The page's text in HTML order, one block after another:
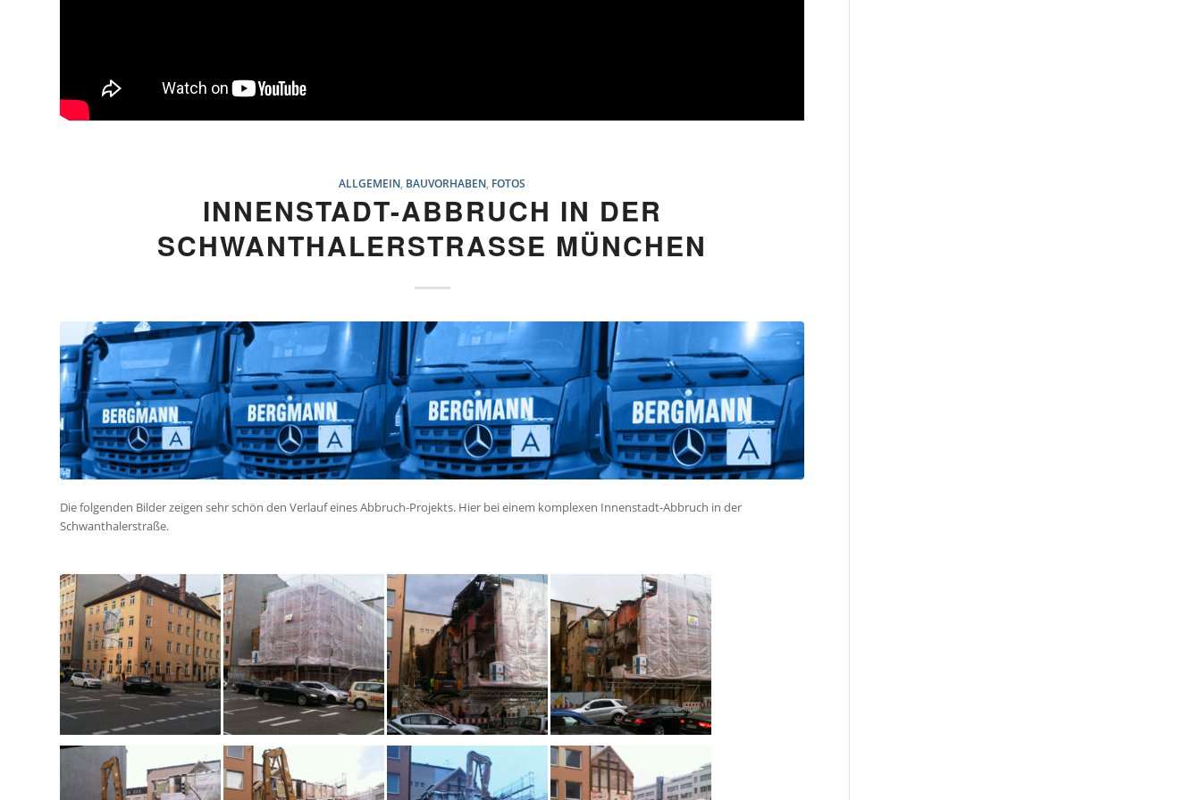
ALLGEMEIN BAUVORHABEN FOTOS
INNENSTADT-ABBRUCH IN DER
SCHWANTHALERSTRASSE MÜNCHEN
Die folgenden Bilder zeigen sehr schön den Verlauf eines Abbruch-Projekts. Hier bei einem komplexen Innenstadt-Abbruch in der
Schwanthalerstraße.